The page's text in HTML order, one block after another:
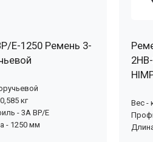
E-1250 Ремень 3-
кг
- 3А BP/E
- 1250 мм
Вес -